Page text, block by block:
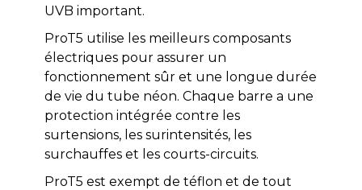
UVB important.
ProT5 utilise les meilleurs composants
électriques pour assurer un
fonctionnement sûr et une longue durée
de vie du tube néon. Chaque barre a une
protection intégrée contre les
surtensions, les surintensités, les
surchauffes et les courts-circuits.
ProT5 est exempt de téflon et de tout